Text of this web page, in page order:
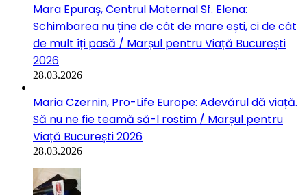
Mara Epuraș, Centrul Maternal Sf. Elena:
Schimbarea nu ține de cât de mare ești, ci de cât
de mult îți pasă / Marșul pentru Viață București
2026
28.03.2026
Maria Czernin, Pro-Life Europe: Adevărul dă viață.
Să nu ne fie teamă să-l rostim / Marșul pentru
Viață București 2026
28.03.2026